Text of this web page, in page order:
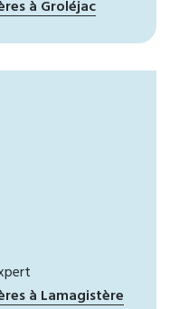
à Groléjac
à Lamagistère